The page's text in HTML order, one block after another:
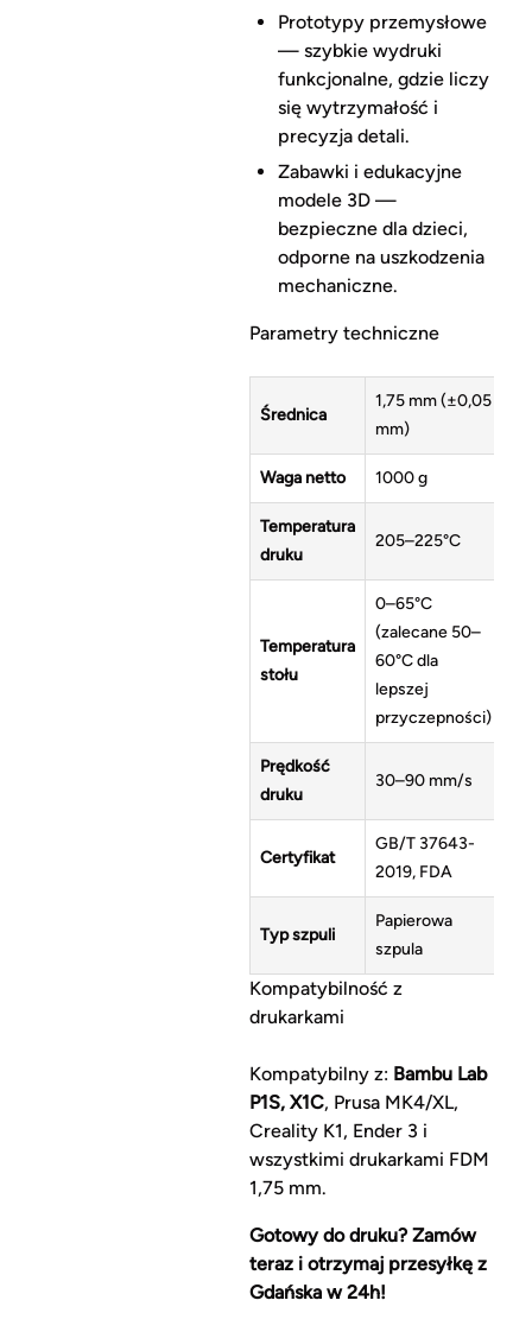
Prototypy przemysłowe
— szybkie wydruki
funkcjonalne, gdzie liczy
się wytrzymałość i
precyzja detali.
Zabawki i edukacyjne
modele 3D —
bezpieczne dla dzieci,
odporne na uszkodzenia
mechaniczne.
Parametry techniczne
Średnica
1,75 mm (±0,05
mm)
Waga netto 1000 g
Temperatura
druku
205–225°C
Temperatura
stołu
0–65°C
(zalecane 50–
60°C dla
lepszej
przyczepności)
Prędkość
druku
30–90 mm/s
Certyfikat
GB/T 37643-
2019, FDA
Typ szpuli
Papierowa
szpula
Kompatybilność z
drukarkami
Kompatybilny z: Bambu Lab
P1S, X1C, Prusa MK4/XL,
Creality K1, Ender 3 i
wszystkimi drukarkami FDM
1,75 mm.
Gotowy do druku? Zamów
teraz i otrzymaj przesyłkę z
Gdańska w 24h!